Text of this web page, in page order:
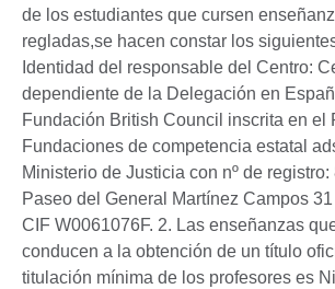
de los estudiantes que cursen
regladas,se hacen constar los
Identidad del responsable del Centro:
dependiente de la Delegación en
Fundación British Council inscrita en el
Fundaciones de competencia estatal
Ministerio de Justicia con nº de
Paseo del General Martínez Campos
CIF W0061076F. 2. Las enseñanzas
conducen a la obtención de un título
titulación mínima de los profesores es